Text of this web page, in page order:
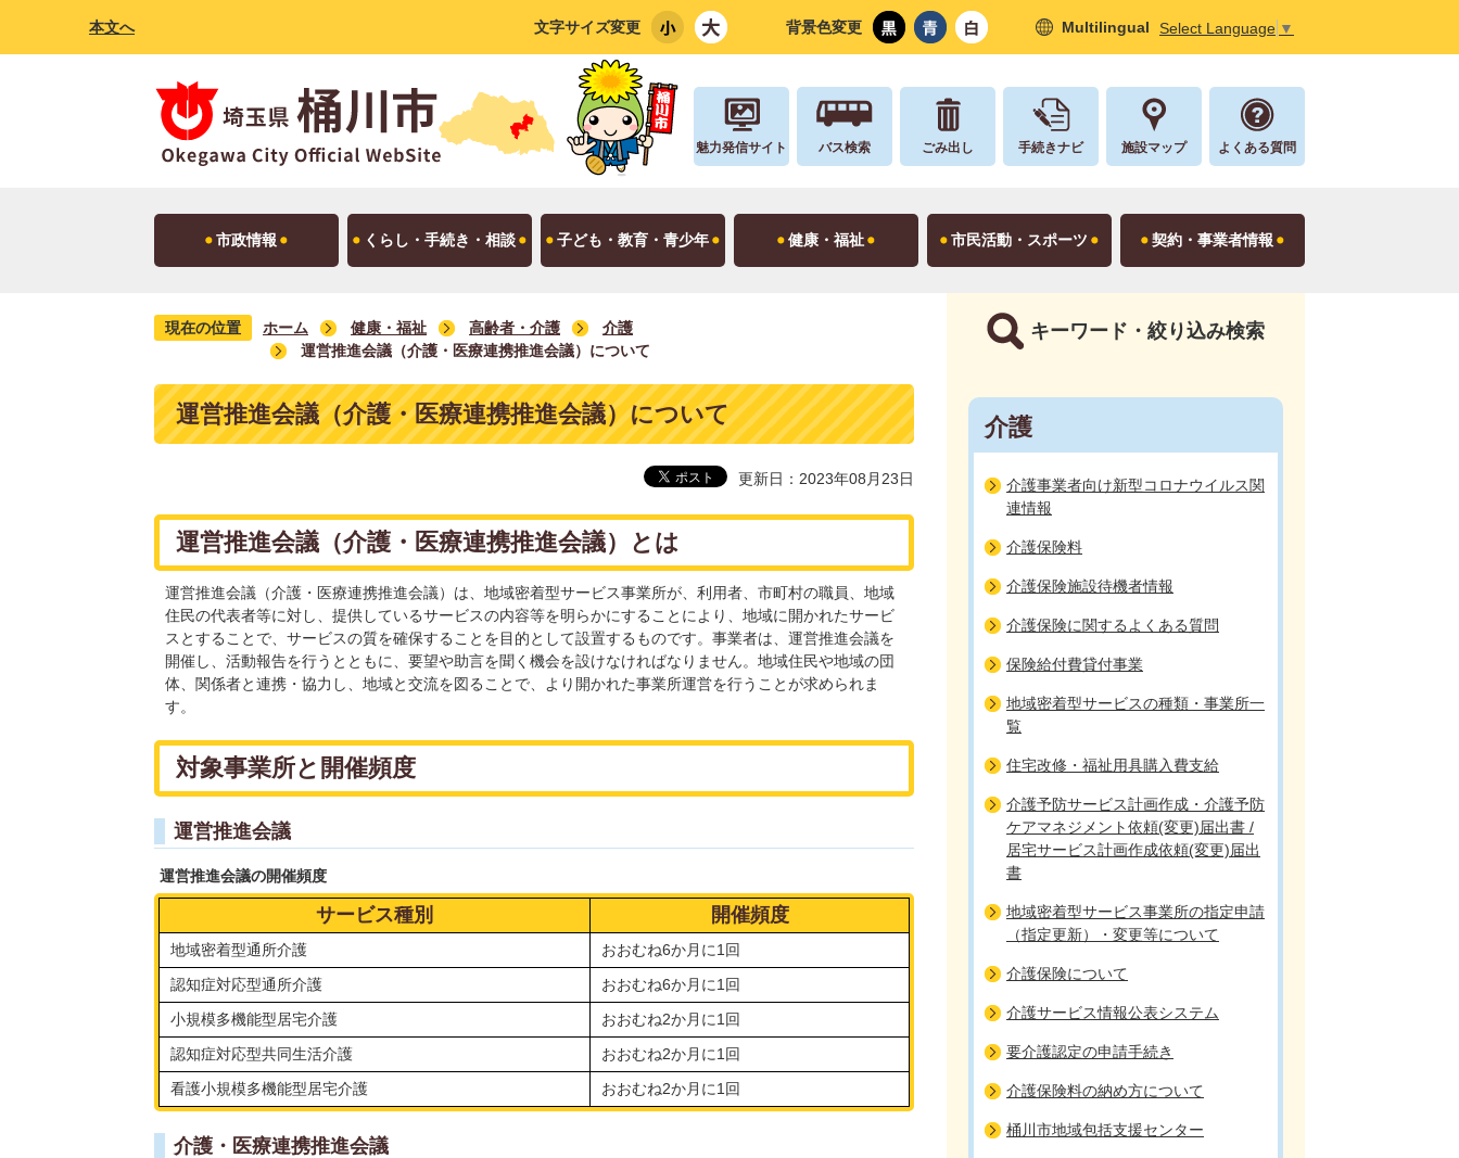
本文へ 文字サイズ変更 背景色変更 Multilingual Select Language ▼
魅力発信サイト バス検索 ごみ出し 手続きナビ 施設マップ よくある質問
市政情報 くらし・手続き・相談 子ども・教育・青少年 健康・福祉 市民活動・スポーツ 契約・事業者情報
現在の位置 ホーム 健康・福祉 高齢者・介護
介護
運営推進会議（介護・医療連携推進会議）について
運営推進会議（介護・医療連携推進会議）について
更新日：2023年08月23日
運営推進会議（介護・医療連携推進会議）とは
運営推進会議（介護・医療連携推進会議）は、地域密着型サービス事業所が、利用者、市町村の職員、地域
住民の代表者等に対し、提供しているサービスの内容等を明らかにすることにより、地域に開かれたサービ
スとすることで、サービスの質を確保することを目的として設置するものです。事業者は、運営推進会議を
開催し、活動報告を行うとともに、要望や助言を聞く機会を設けなければなりません。地域住民や地域の団
体、関係者と連携・協力し、地域と交流を図ることで、より開かれた事業所運営を行うことが求められま
す。
対象事業所と開催頻度
運営推進会議
運営推進会議の開催頻度
サービス種別 開催頻度
地域密着型通所介護
おおむね6か月に1回
認知症対応型通所介護
おおむね6か月に1回
小規模多機能型居宅介護
おおむね2か月に1回
認知症対応型共同生活介護
おおむね2か月に1回
看護小規模多機能型居宅介護
おおむね2か月に1回
介護・医療連携推進会議
キーワード・絞り込み検索
介護
介護事業者向け新型コロナウイルス関
連情報
介護保険料
介護保険施設待機者情報
介護保険に関するよくある質問
保険給付費貸付事業
地域密着型サービスの種類・事業所一
覧
住宅改修・福祉用具購入費支給
介護予防サービス計画作成・介護予防
ケアマネジメント依頼(変更)届出書 /
居宅サービス計画作成依頼(変更)届出
書
地域密着型サービス事業所の指定申請
（指定更新）・変更等について
介護保険について
介護サービス情報公表システム
要介護認定の申請手続き
介護保険料の納め方について
桶川市地域包括支援センター